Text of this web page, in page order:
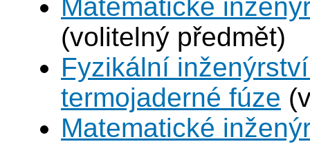
Matematické
(volitelný předmět)
Fyzikální
termojaderné fúze
Matematické